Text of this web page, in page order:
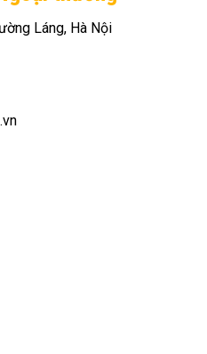
Láng, Hà Nội